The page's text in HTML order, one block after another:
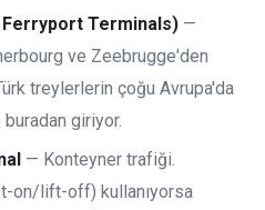
Terminals) —
ve Zeebrugge'den
treylerlerin çoğu Avrupa'da
giriyor.
— Konteyner trafiği.
on/lift-off) kullanıyorsa